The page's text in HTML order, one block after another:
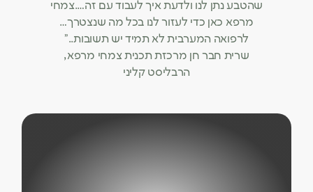
שהטבע נתן לנו ולדעת איך לעבוד עם זה….צמחי
מרפא כאן כדי לעזור לנו בכל מה שנצטרך…
לרפואה המערבית לא תמיד יש תשובות..”
שרית חבר חן מרכזת תכנית צמחי מרפא,
הרבליסט קליני